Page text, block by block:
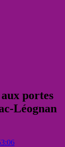
aux portes
Léognan